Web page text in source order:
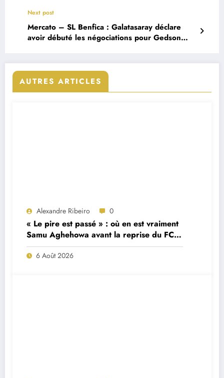
Next post
Mercato – SL Benfica : Galatasaray déclare
avoir débuté les négociations pour Gedson
AUTRES ARTICLES
Alexandre Ribeiro 0
« Le pire est passé » : où en est vraiment
Samu Aghehowa avant la reprise du FC
Porto ?
6 Août 2026